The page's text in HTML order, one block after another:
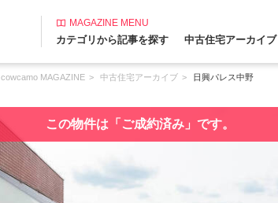
MAGAZINE MENU
カテゴリから記事を探す 中古住宅アーカイブ
cowcamo MAGAZINE 中古住宅アーカイブ 日興パレス中野
この物件は「ご成約済み」です。